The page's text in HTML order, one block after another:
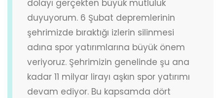
dolayı gerçekten büyük mutluluk
duyuyorum. 6 Şubat depremlerinin
şehrimizde bıraktığı izlerin silinmesi
adına spor yatırımlarına büyük önem
veriyoruz. Şehrimizin genelinde şu ana
kadar 11 milyar lirayı aşkın spor yatırımı
devam ediyor. Bu kapsamda dört